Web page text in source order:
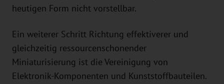
heutigen Form nicht vorstellbar.
Ein weiterer Schritt Richtung effektiverer und
gleichzeitig ressourcenschonender
Miniaturisierung ist die Vereinigung von
Elektronik-Komponenten und Kunststoffbauteilen.